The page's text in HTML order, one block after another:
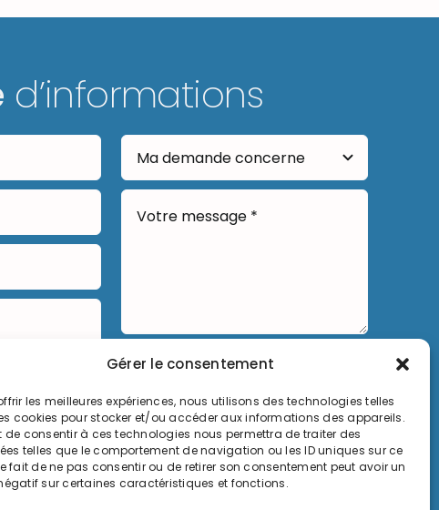
Gérer le consentement
les meilleures expériences, nous utilisons des technologies telles
cookies pour stocker et/ou accéder aux informations des appareils.
de consentir à ces technologies nous permettra de traiter des
telles que le comportement de navigation ou les ID uniques sur ce
fait de ne pas consentir ou de retirer son consentement peut avoir un
sur certaines caractéristiques et fonctions.
d’informations
Envoyer